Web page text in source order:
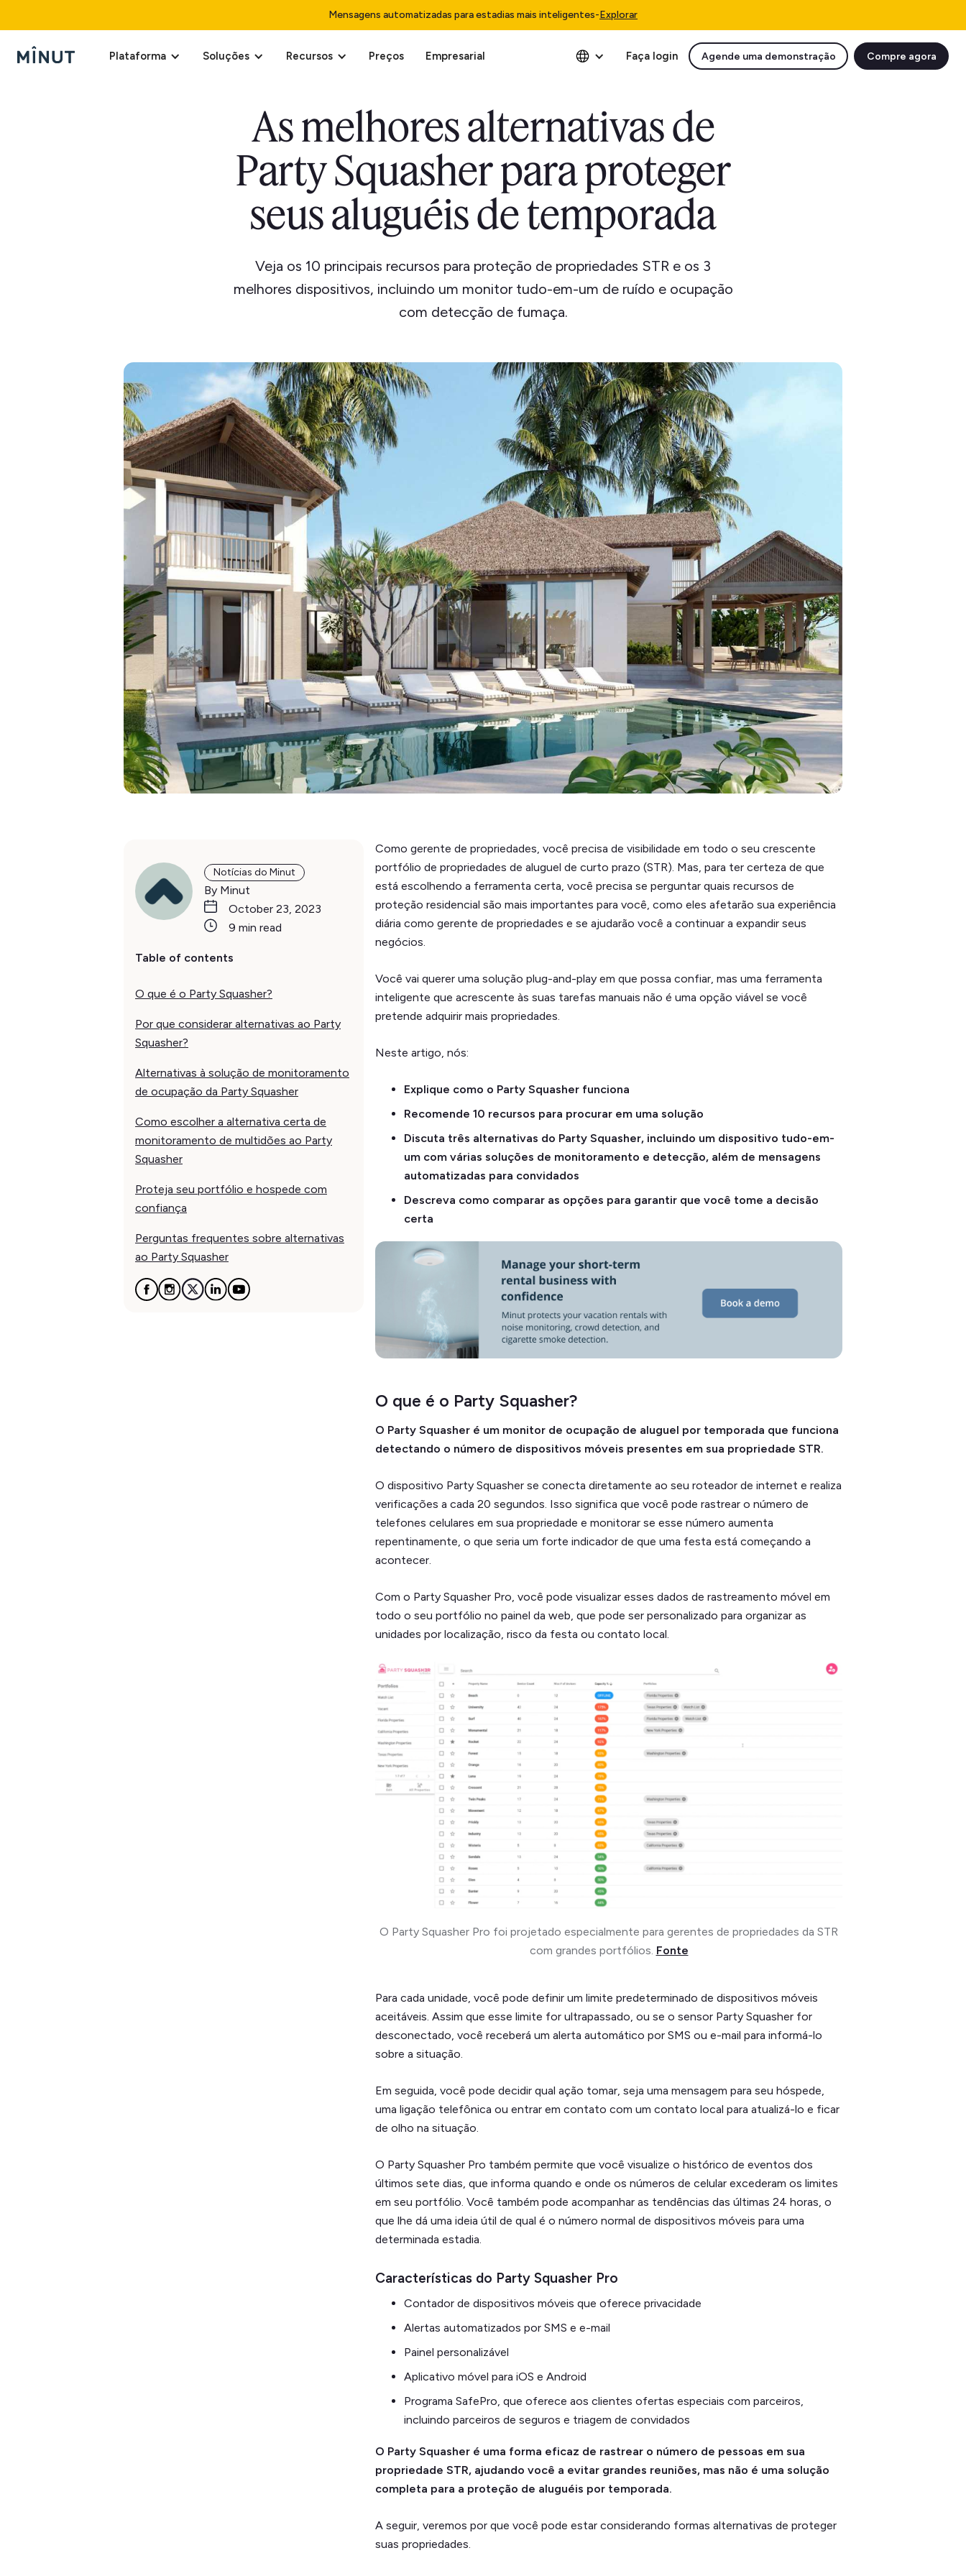
Mensagens automatizadas para estadias mais inteligentes-Explorar
Plataforma Soluções Recursos Preços Empresarial Faça login Agende uma demonstração Compre agora
As melhores alternativas de
Party Squasher para proteger
seus aluguéis de temporada
Veja os 10 principais recursos para proteção de propriedades STR e os 3
melhores dispositivos, incluindo um monitor tudo-em-um de ruído e ocupação
com detecção de fumaça.
Notícias do Minut
By Minut
October 23, 2023
9 min read
Table of contents
O que é o Party Squasher?
Por que considerar alternativas ao Party
Squasher?
Alternativas à solução de monitoramento
de ocupação da Party Squasher
Como escolher a alternativa certa de
monitoramento de multidões ao Party
Squasher
Proteja seu portfólio e hospede com
confiança
Perguntas frequentes sobre alternativas
ao Party Squasher
Como gerente de propriedades, você precisa de visibilidade em todo o seu crescente
portfólio de propriedades de aluguel de curto prazo (STR). Mas, para ter certeza de que
está escolhendo a ferramenta certa, você precisa se perguntar quais recursos de
proteção residencial são mais importantes para você, como eles afetarão sua experiência
diária como gerente de propriedades e se ajudarão você a continuar a expandir seus
negócios.
Você vai querer uma solução plug-and-play em que possa confiar, mas uma ferramenta
inteligente que acrescente às suas tarefas manuais não é uma opção viável se você
pretende adquirir mais propriedades.
Neste artigo, nós:
Explique como o Party Squasher funciona
Recomende 10 recursos para procurar em uma solução
Discuta três alternativas do Party Squasher, incluindo um dispositivo tudo-em-
um com várias soluções de monitoramento e detecção, além de mensagens
automatizadas para convidados
Descreva como comparar as opções para garantir que você tome a decisão
certa
O que é o Party Squasher?
O Party Squasher é um monitor de ocupação de aluguel por temporada que funciona
detectando o número de dispositivos móveis presentes em sua propriedade STR.
O dispositivo Party Squasher se conecta diretamente ao seu roteador de internet e realiza
verificações a cada 20 segundos. Isso significa que você pode rastrear o número de
telefones celulares em sua propriedade e monitorar se esse número aumenta
repentinamente, o que seria um forte indicador de que uma festa está começando a
acontecer.
Com o Party Squasher Pro, você pode visualizar esses dados de rastreamento móvel em
todo o seu portfólio no painel da web, que pode ser personalizado para organizar as
unidades por localização, risco da festa ou contato local.
O Party Squasher Pro foi projetado especialmente para gerentes de propriedades da STR
com grandes portfólios. Fonte
Para cada unidade, você pode definir um limite predeterminado de dispositivos móveis
aceitáveis. Assim que esse limite for ultrapassado, ou se o sensor Party Squasher for
desconectado, você receberá um alerta automático por SMS ou e-mail para informá-lo
sobre a situação.
Em seguida, você pode decidir qual ação tomar, seja uma mensagem para seu hóspede,
uma ligação telefônica ou entrar em contato com um contato local para atualizá-lo e ficar
de olho na situação.
O Party Squasher Pro também permite que você visualize o histórico de eventos dos
últimos sete dias, que informa quando e onde os números de celular excederam os limites
em seu portfólio. Você também pode acompanhar as tendências das últimas 24 horas, o
que lhe dá uma ideia útil de qual é o número normal de dispositivos móveis para uma
determinada estadia.
Características do Party Squasher Pro
Contador de dispositivos móveis que oferece privacidade
Alertas automatizados por SMS e e-mail
Painel personalizável
Aplicativo móvel para iOS e Android
Programa SafePro, que oferece aos clientes ofertas especiais com parceiros,
incluindo parceiros de seguros e triagem de convidados
O Party Squasher é uma forma eficaz de rastrear o número de pessoas em sua
propriedade STR, ajudando você a evitar grandes reuniões, mas não é uma solução
completa para a proteção de aluguéis por temporada.
A seguir, veremos por que você pode estar considerando formas alternativas de proteger
suas propriedades.